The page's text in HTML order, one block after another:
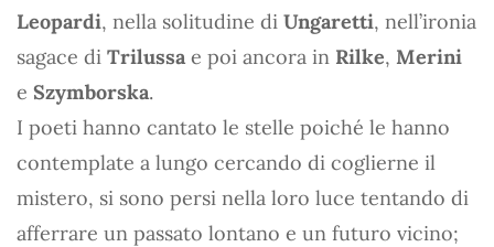
Leopardi, nella solitudine di Ungaretti, nell’ironia
sagace di Trilussa e poi ancora in Rilke, Merini
e Szymborska.
I poeti hanno cantato le stelle poiché le hanno
contemplate a lungo cercando di coglierne il
mistero, si sono persi nella loro luce tentando di
afferrare un passato lontano e un futuro vicino;